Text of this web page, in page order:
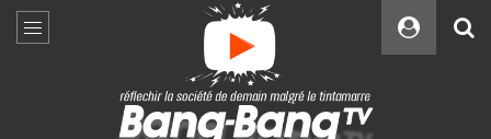
Custom Amount
VEUILLEZ PATIENTER...